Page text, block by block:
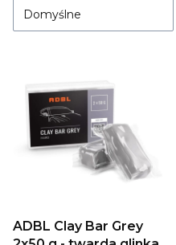
Domyślne
ADBL Clay Bar Grey